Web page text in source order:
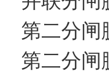
第二分闸
第二分闸